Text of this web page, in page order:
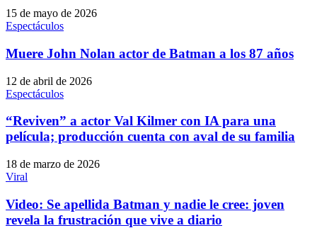
15 de mayo de 2026
Espectáculos
Muere John Nolan actor de Batman a los 87 años
12 de abril de 2026
Espectáculos
“Reviven” a actor Val Kilmer con IA para una
película; producción cuenta con aval de su familia
18 de marzo de 2026
Viral
Video: Se apellida Batman y nadie le cree: joven
revela la frustración que vive a diario